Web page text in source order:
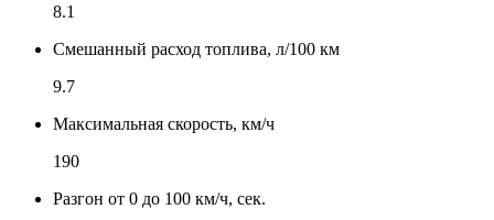
8.1
Смешанный расход топлива, л/100 км
9.7
Максимальная скорость, км/ч
190
Разгон от 0 до 100 км/ч, сек.